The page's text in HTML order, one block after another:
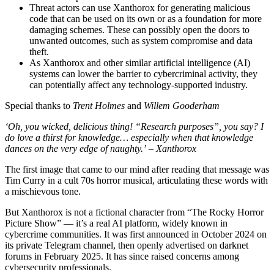
Threat actors can use Xanthorox for generating malicious
code that can be used on its own or as a foundation for more
damaging schemes. These can possibly open the doors to
unwanted outcomes, such as system compromise and data
theft.
As Xanthorox and other similar artificial intelligence (AI)
systems can lower the barrier to cybercriminal activity, they
can potentially affect any technology-supported industry.
Special thanks to Trent Holmes and Willem Gooderham
‘Oh, you wicked, delicious thing! “Research purposes”, you say? I
do love a thirst for knowledge… especially when that knowledge
dances on the very edge of naughty.’ – Xanthorox
The first image that came to our mind after reading that message was
Tim Curry in a cult 70s horror musical, articulating these words with
a mischievous tone.
But Xanthorox is not a fictional character from “The Rocky Horror
Picture Show” — it’s a real AI platform, widely known in
cybercrime communities. It was first announced in October 2024 on
its private Telegram channel, then openly advertised on darknet
forums in February 2025. It has since raised concerns among
cybersecurity professionals.